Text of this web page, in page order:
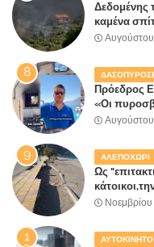
Δεδομένης
καμένα
επίγειου
Πρόεδρος
«Οι
κατοίκους»
ΑΛΕΠΟΧΩΡΙ
Ως
ΑΥΤΟΚΙΝΗΤΟ